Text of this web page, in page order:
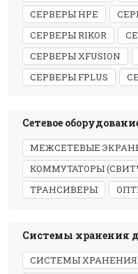
СЕРВЕРЫ HPE
СЕРВЕРЫ RIKOR
СЕРВЕРЫ XFUSION
СЕРВЕРЫ FPLUS
Сетевое
МЕЖСЕТЕВЫЕ
КОММУТАТОРЫ
ТРАНСИВЕРЫ
Системы хранения
СИСТЕМЫ